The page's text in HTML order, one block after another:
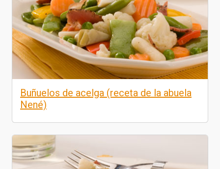
Buñuelos de acelga (receta de la abuela
Nené)